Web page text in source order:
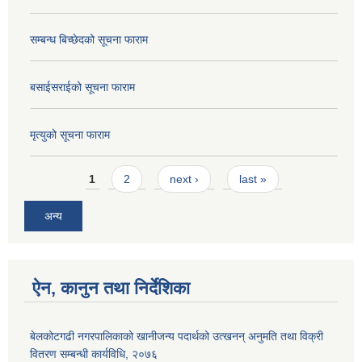
सम्बन्ध बिच्छेदको सूचना फाराम
बसाईसराईको सूचना फाराम
मृत्युको सूचना फाराम
Pages1 2 next › last »
अन्य
ऐन, कानुन तथा निर्देशिका
बेलकोटगढी नगरपालिकाको खानीजन्य पदार्थको उत्खनन् अनुमति तथा विक्री
वितरण सम्बन्धी कार्यविधि, २०७६